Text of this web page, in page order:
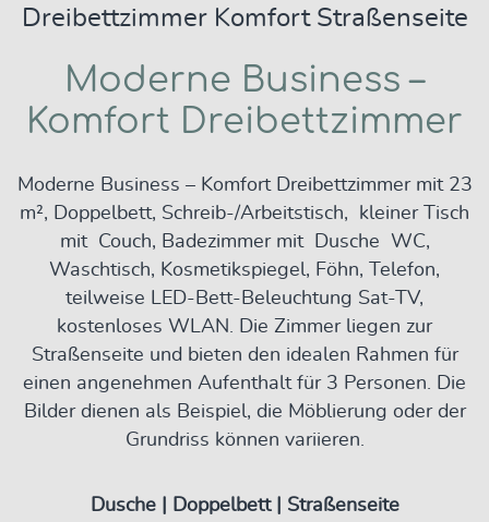
Dreibettzimmer Komfort Straßenseite
Moderne Business –
Komfort Dreibettzimmer
Moderne Business – Komfort Dreibettzimmer mit 23
m², Doppelbett, Schreib-/Arbeitstisch, kleiner Tisch
mit Couch, Badezimmer mit Dusche WC,
Waschtisch, Kosmetikspiegel, Föhn, Telefon,
teilweise LED-Bett-Beleuchtung Sat-TV,
kostenloses WLAN. Die Zimmer liegen zur
Straßenseite und bieten den idealen Rahmen für
einen angenehmen Aufenthalt für 3 Personen. Die
Bilder dienen als Beispiel, die Möblierung oder der
Grundriss können variieren.
Dusche | Doppelbett | Straßenseite